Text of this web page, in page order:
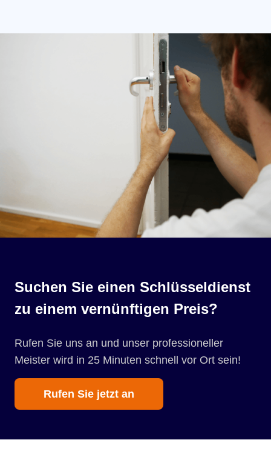
Suchen Sie einen Schlüsseldienst
zu einem vernünftigen Preis?
Rufen Sie uns an und unser professioneller
Meister wird in 25 Minuten schnell vor Ort sein!
Rufen Sie jetzt an